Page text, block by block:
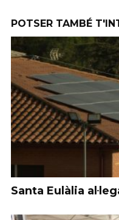
POTSER TAMBÉ
Santa Eulàlia